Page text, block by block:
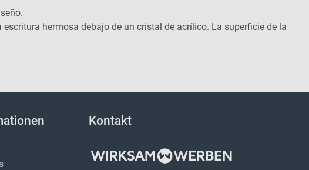
hermosa debajo de un cristal de acrílico. La superficie de la
Kontakt